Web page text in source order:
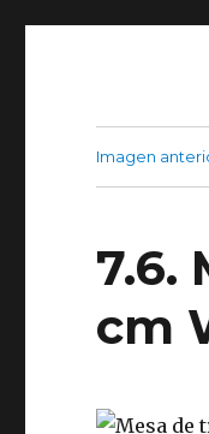
Imagen
7.6.
cm